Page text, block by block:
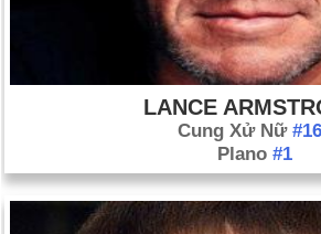
LANCE
Cung Xử Nữ
Plano #1